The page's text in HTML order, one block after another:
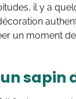
il y a
un moment
sapin